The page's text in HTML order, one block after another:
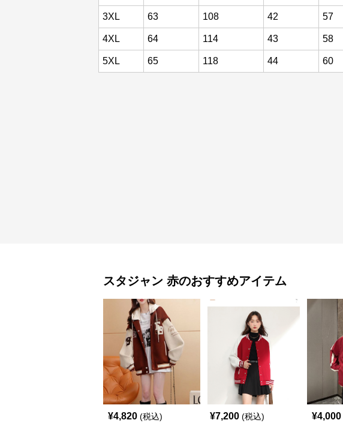
3XL 63 108 42 57
4XL 64 114 43 58
5XL 65 118 44 60
スタジャン 赤のおすすめアイテム
¥4,820 (税込) ¥7,200 (税込) ¥4,000